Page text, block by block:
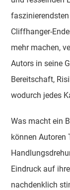
Cliffhanger-
mehr machen,
Autors in seine
Bereitschaft,
wodurch jedes
Was macht ein
können Autoren
Eindruck auf
nachdenklich